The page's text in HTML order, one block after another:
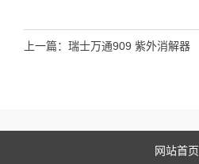
上一篇： 瑞士万通909 紫外消解器
网站首页